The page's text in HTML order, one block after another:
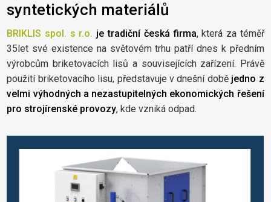
syntetických materiálů
BRIKLIS spol. s r.o. je tradiční česká firma, která za téměř
35let své existence na světovém trhu patří dnes k předním
výrobcům briketovacích lisů a souvisejících zařízení. Právě
použití briketovacího lisu, představuje v dnešní době jedno z
velmi výhodných a nezastupitelných ekonomických řešení
pro strojírenské provozy, kde vzniká odpad.